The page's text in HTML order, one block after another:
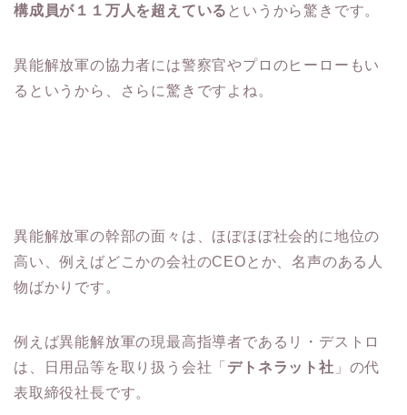
構成員が１１万人を超えている というから驚きです。
異能解放軍の協力者には警察官やプロのヒーローもい
るというから、さらに驚きですよね。
異能解放軍の幹部の面々は、ほぼほぼ社会的に地位の
高い、例えばどこかの会社のCEOとか、名声のある人
物ばかりです。
例えば異能解放軍の現最高指導者であるリ・デストロ
は、日用品等を取り扱う会社「 デトネラット社 」の代
表取締役社長です。